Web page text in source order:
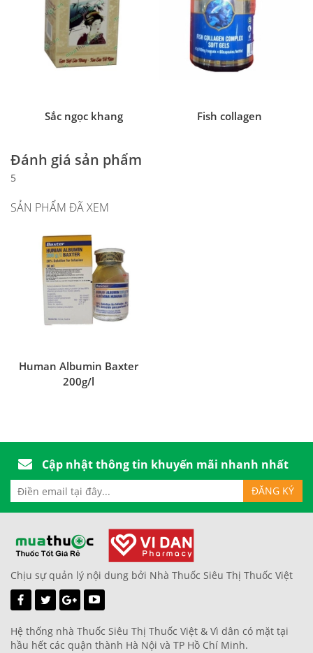
Sắc ngọc khang Fish collagen
Đánh giá sản phẩm
5
SẢN PHẨM ĐÃ XEM
Human Albumin Baxter
200g/l
Cập nhật thông tin khuyến mãi nhanh nhất
Chịu sự quản lý nội dung bởi Nhà Thuốc Siêu Thị Thuốc Việt
Hệ thống nhà Thuốc Siêu Thị Thuốc Việt & Vì dân có mặt tại
hầu hết các quận thành Hà Nội và TP Hồ Chí Minh.